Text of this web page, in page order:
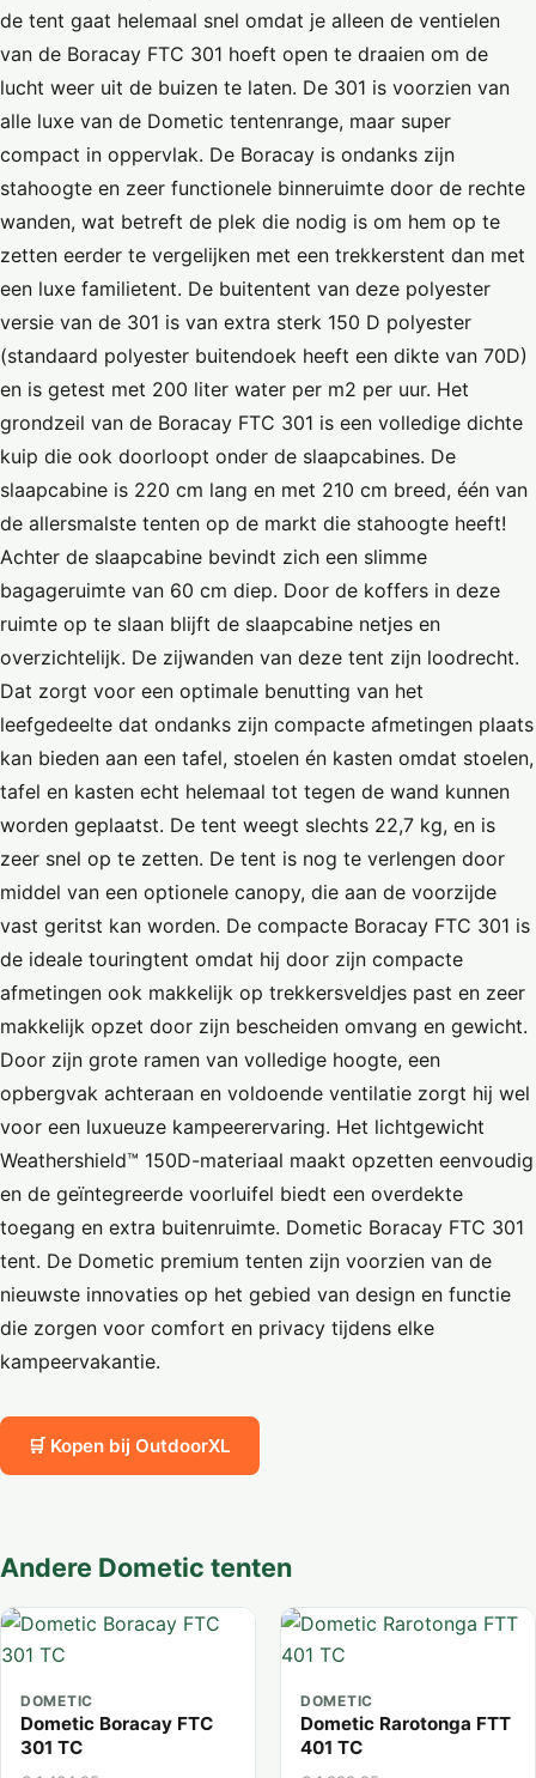
de tent gaat helemaal snel omdat je alleen de ventielen
van de Boracay FTC 301 hoeft open te draaien om de
lucht weer uit de buizen te laten. De 301 is voorzien van
alle luxe van de Dometic tentenrange, maar super
compact in oppervlak. De Boracay is ondanks zijn
stahoogte en zeer functionele binneruimte door de rechte
wanden, wat betreft de plek die nodig is om hem op te
zetten eerder te vergelijken met een trekkerstent dan met
een luxe familietent. De buitentent van deze polyester
versie van de 301 is van extra sterk 150 D polyester
(standaard polyester buitendoek heeft een dikte van 70D)
en is getest met 200 liter water per m2 per uur. Het
grondzeil van de Boracay FTC 301 is een volledige dichte
kuip die ook doorloopt onder de slaapcabines. De
slaapcabine is 220 cm lang en met 210 cm breed, één van
de allersmalste tenten op de markt die stahoogte heeft!
Achter de slaapcabine bevindt zich een slimme
bagageruimte van 60 cm diep. Door de koffers in deze
ruimte op te slaan blijft de slaapcabine netjes en
overzichtelijk. De zijwanden van deze tent zijn loodrecht.
Dat zorgt voor een optimale benutting van het
leefgedeelte dat ondanks zijn compacte afmetingen plaats
kan bieden aan een tafel, stoelen én kasten omdat stoelen,
tafel en kasten echt helemaal tot tegen de wand kunnen
worden geplaatst. De tent weegt slechts 22,7 kg, en is
zeer snel op te zetten. De tent is nog te verlengen door
middel van een optionele canopy, die aan de voorzijde
vast geritst kan worden. De compacte Boracay FTC 301 is
de ideale touringtent omdat hij door zijn compacte
afmetingen ook makkelijk op trekkersveldjes past en zeer
makkelijk opzet door zijn bescheiden omvang en gewicht.
Door zijn grote ramen van volledige hoogte, een
opbergvak achteraan en voldoende ventilatie zorgt hij wel
voor een luxueuze kampeerervaring. Het lichtgewicht
Weathershield™ 150D-materiaal maakt opzetten eenvoudig
en de geïntegreerde voorluifel biedt een overdekte
toegang en extra buitenruimte. Dometic Boracay FTC 301
tent. De Dometic premium tenten zijn voorzien van de
nieuwste innovaties op het gebied van design en functie
die zorgen voor comfort en privacy tijdens elke
kampeervakantie.
🛒 Kopen bij OutdoorXL
Andere Dometic tenten
DOMETIC
Dometic Boracay FTC
301 TC
DOMETIC
Dometic Rarotonga FTT
401 TC